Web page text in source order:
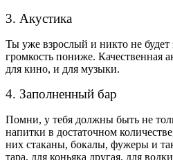
3. Акустика
Ты уже взрослый и никто не будет
громкость пониже. Качественная
для кино, и для музыки.
4. Заполненный бар
Помни, у тебя должны быть не
напитки в достаточном
них стаканы, бокалы, фужеры и
тара, для коньяка другая, для